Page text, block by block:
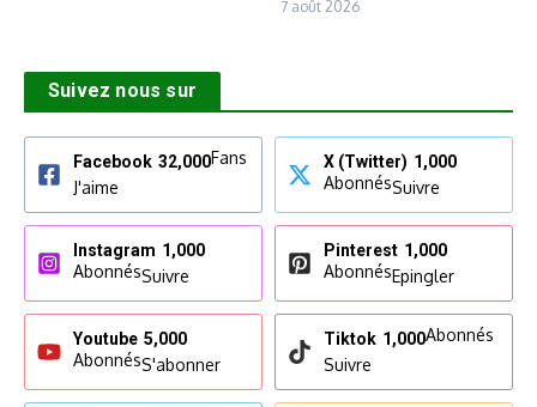
7 août 2026
Suivez nous sur
Facebook 32,000Fans
J'aime
X (Twitter) 1,000
AbonnésSuivre
Instagram 1,000
AbonnésSuivre
Pinterest 1,000
AbonnésEpingler
Youtube 5,000
AbonnésS'abonner
Tiktok 1,000Abonnés
Suivre